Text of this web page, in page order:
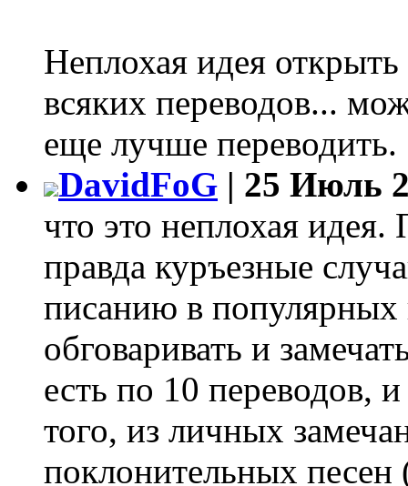
Неплохая идея
всяких переводов...
еще лучше переводить.
DavidFoG | 25 Июль
что это неплохая
правда куръезные
писанию в популярных
обговаривать и
есть по 10 переводов,
того, из личных
поклонительных